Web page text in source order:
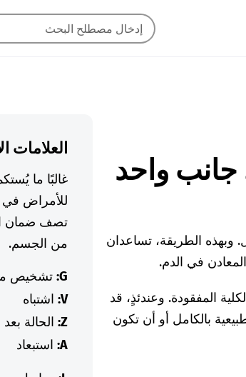
وبهذه الطريقة، تساعدان
في الدم.
المفقودة. وعندئذٍ، قد
بالكامل أو أن تكون
العلامات
غالبًا ما
للأمراض في
تصف ضمان
من الجسم.
G: تشخيص
V: اشتباه
Z: الحالة بعد
A: استبعاد